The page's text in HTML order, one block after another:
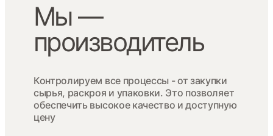
Мы —
производитель
Контролируем все процессы - от закупки
сырья, раскроя и упаковки. Это позволяет
обеспечить высокое качество и доступную
цену